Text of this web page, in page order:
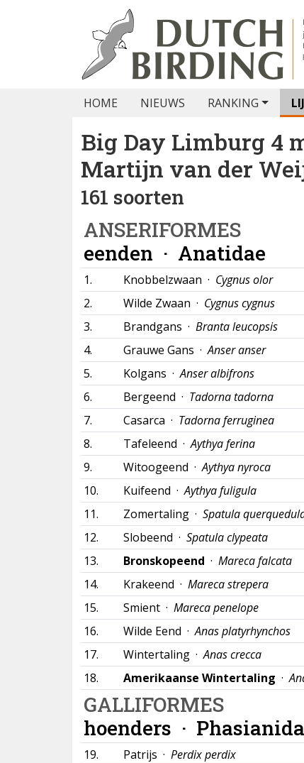
HOME NIEUWS RANKING
Big Day Limburg 4
Martijn van der
161 soorten
ANSERIFORMES
eenden · Anatidae
1. Knobbelzwaan · Cygnus olor
2.
Wilde Zwaan · Cygnus cygnus
3.
Brandgans · Branta leucopsis
4.
Grauwe Gans ·Anser anser
5.
Kolgans ·Anser albifrons
6.
Bergeend · Tadorna tadorna
7.
Casarca · Tadorna ferruginea
8.
Tafeleend ·Aythya ferina
9.
Witoogeend ·Aythya nyroca
10.
Kuifeend ·Aythya fuligula
11.
Zomertaling · Spatula
12.
Slobeend · Spatula clypeata
13.
Bronskopeend · Mareca falcata
14.
Krakeend · Mareca strepera
15.
Smient · Mareca penelope
16.
Wilde Eend ·Anas platyrhynchos
17.
Wintertaling ·Anas crecca
18.
Amerikaanse Wintertaling ·
GALLIFORMES
hoenders ·
19. Patrijs · Perdix perdix